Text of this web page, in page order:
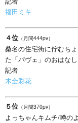
福田ミキ
４位 （月間444pv）
桑名の住宅街に佇むち
た「パヴェ」のおはな
記者
木全彩花
５位 （月間370pv）
よっちゃんキムチ/噂の